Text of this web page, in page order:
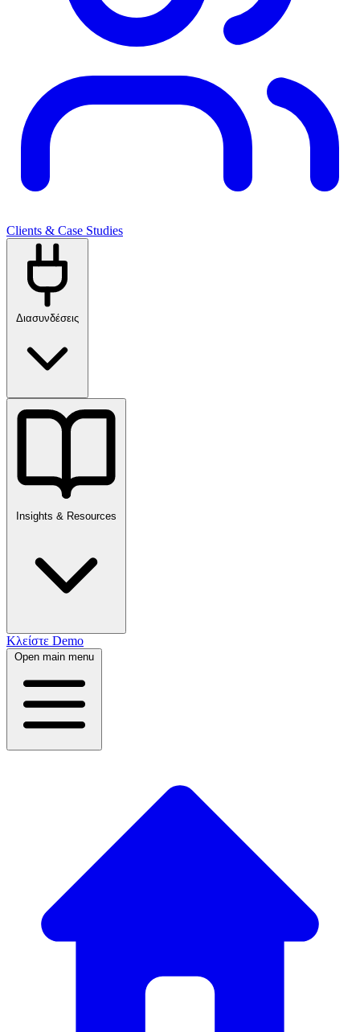
Clients & Case Studies
Διασυνδέσεις
Insights & Resources
Κλείστε Demo
Open main menu